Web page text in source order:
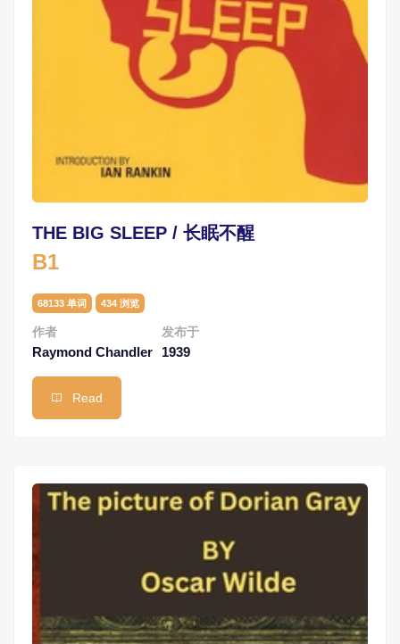
THE BIG SLEEP / 长眠不醒
B1
68133 单词 434 浏览
作者
Raymond Chandler
发布于
1939
Read